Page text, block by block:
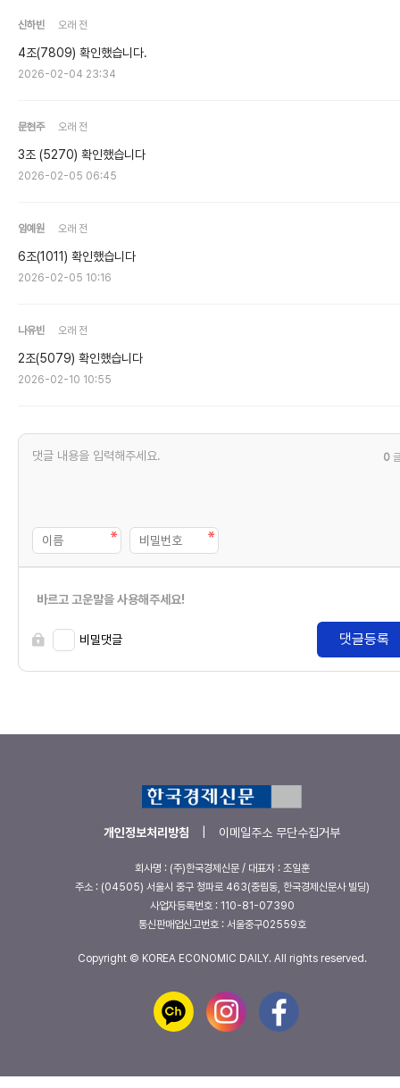
신하빈 오래 전
4조(7809) 확인했습니다.
2026-02-04 23:34
문현주 오래 전
3조 (5270) 확인했습니다
2026-02-05 06:45
임예원 오래 전
6조(1011) 확인했습니다
2026-02-05 10:16
나유빈 오래 전
2조(5079) 확인했습니다
2026-02-10 10:55
0
바르고 고운말을 사용해주세요!
비밀댓글 댓글등록
개인정보처리방침 이메일주소 무단수집거부
회사명 : (주)한국경제신문 / 대표자 : 조일훈
주소 : (04505) 서울시 중구 청파로 463(중림동, 한국경제신문사 빌딩)
사업자등록번호 : 110-81-07390
통신판매업신고번호 : 서울중구02559호
Copyright © KOREA ECONOMIC DAILY. All rights reserved.